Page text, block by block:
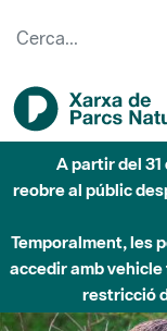
A partir del
reobre al públic
Temporalment, les
accedir amb
restricció